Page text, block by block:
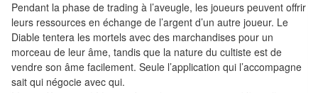
Pour
les
initiés
Pour
Pendant la phase de trading à l’aveugle, les joueurs peuvent offrir
leurs ressources en échange de l’argent d’un autre joueur. Le
Diable tentera les mortels avec des marchandises pour un
morceau de leur âme, tandis que la nature du cultiste est de
vendre son âme facilement. Seule l’application qui l’accompagne
sait qui négocie avec qui.